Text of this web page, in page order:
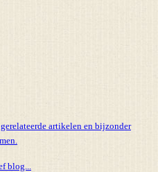
artikelen en bijzonder
blog...